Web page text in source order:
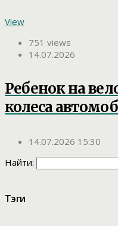
View
751 views
14.07.2026
Ребенок на
колеса
14.07.2026 15:30
Найти:
Тэги